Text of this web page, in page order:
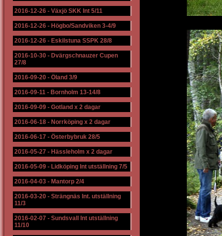
2016-12-26 - Växjö SKK Int 5/11
2016-12-26 - Högbo/Sandviken 3-4/9
2016-12-26 - Eskilstuna SSPK 28/8
2016-10-30 - Dvärgschnauzer Cupen
27/8
2016-09-20 - Öland 3/9
2016-09-11 - Bornholm 13-14/8
2016-09-09 - Gotland x 2 dagar
2016-06-18 - Norrköping x 2 dagar
2016-06-17 - Österbybruk 28/5
2016-05-27 - Hässleholm x 2 dagar
2016-05-09 - Lidköping Int utställning 7/5
2016-04-03 - Mantorp 2/4
2016-03-20 - Strängnäs Int. utställning
11/3
2016-02-07 - Sundsvall Int utställning
11/10